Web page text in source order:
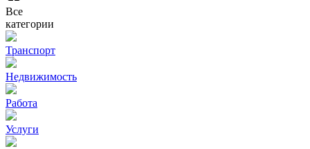
Все
категории
Транспорт
Недвижимость
Работа
Услуги